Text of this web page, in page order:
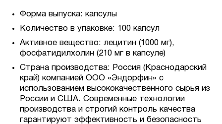
Форма выпуска: капсулы
Количество в упаковке: 100 капсул
Активное вещество: лецитин (1000 мг),
фосфатидилхолин (210 мг в капсуле)
Страна производства: Россия (Краснодарский
край) компанией ООО «Эндорфин» с
использованием высококачественного сырья из
России и США. Современные технологии
производства и строгий контроль качества
гарантируют эффективность и безопасность